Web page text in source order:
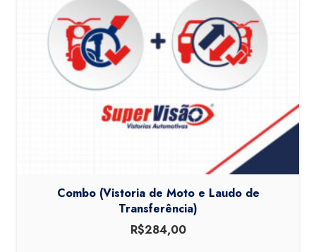
Combo (Vistoria de Moto e Laudo de
Transferência)
R$284,00